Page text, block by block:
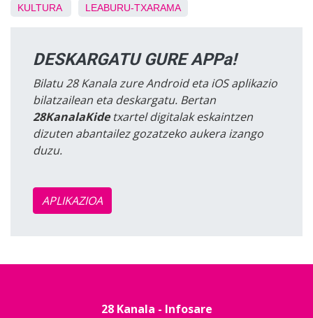
KULTURA LEABURU-TXARAMA
DESKARGATU GURE APPa!
Bilatu 28 Kanala zure Android eta iOS aplikazio
bilatzailean eta deskargatu. Bertan
28KanalaKidetxartel digitalak eskaintzen
dizuten abantailez gozatzeko aukera izango
duzu.
APLIKAZIOA
28 Kanala - Infosare